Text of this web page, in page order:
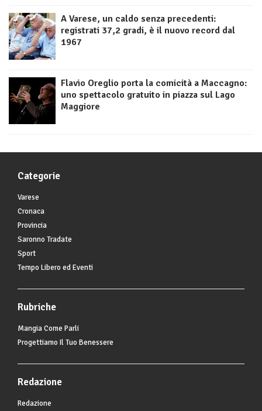
A Varese, un caldo senza precedenti:
registrati 37,2 gradi, è il nuovo record dal
1967
Flavio Oreglio porta la comicità a Maccagno:
uno spettacolo gratuito in piazza sul Lago
Maggiore
Categorie
Varese
Cronaca
Provincia
Saronno Tradate
Sport
Tempo Libero ed Eventi
Rubriche
Mangia Come Parli
Progettiamo Il Tuo Benessere
Redazione
Redazione